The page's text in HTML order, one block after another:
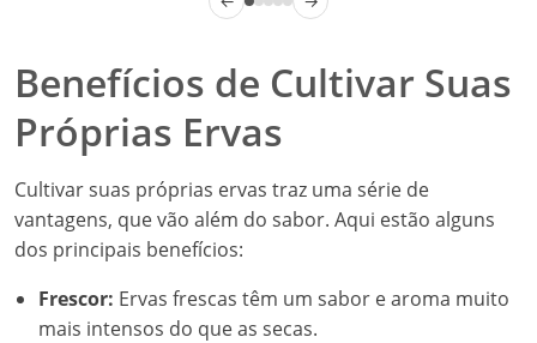
Benefícios de Cultivar Suas
Próprias Ervas
Cultivar suas próprias ervas traz uma série de
vantagens, que vão além do sabor. Aqui estão alguns
dos principais benefícios:
Frescor: Ervas frescas têm um sabor e aroma muito
mais intensos do que as secas.